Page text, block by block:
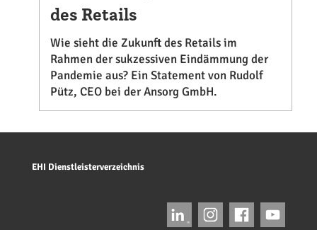
des Retails
Wie sieht die Zukunft des Retails im
Rahmen der sukzessiven Eindämmung der
Pandemie aus? Ein Statement von Rudolf
Pütz, CEO bei der Ansorg GmbH.
EHI Dienstleisterverzeichnis